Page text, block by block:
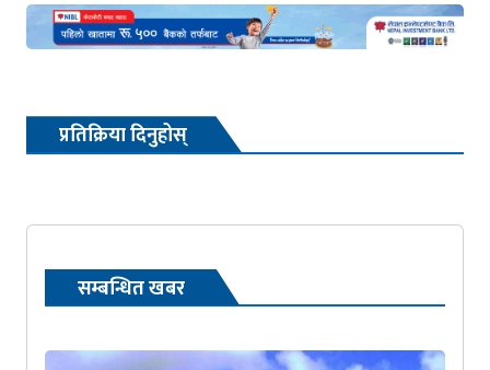
प्रतिक्रिया दिनुहोस्
सम्बन्धित खबर